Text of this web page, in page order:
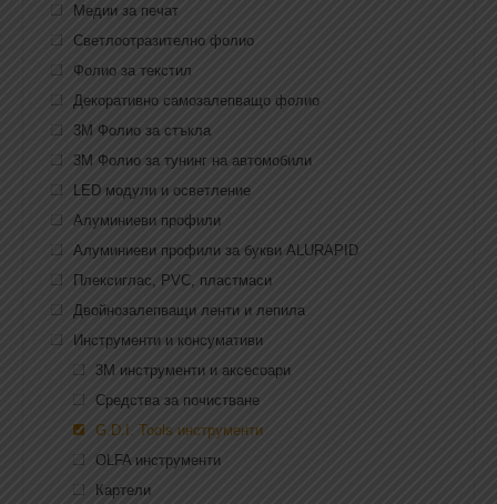
Медии за печат
Светлоотразително фолио
Фолио за текстил
Декоративно самозалепващо фолио
3M Фолио за стъкла
3M Фолио за тунинг на автомобили
LED модули и осветление
Алуминиеви профили
Алуминиеви профили за букви ALURAPID
Плексиглас, PVC, пластмаси
Двойнозалепващи ленти и лепила
Инструменти и консумативи
3M инструменти и аксесоари
Средства за почистване
G.D.I. Tools инструменти
OLFA инструменти
Картели